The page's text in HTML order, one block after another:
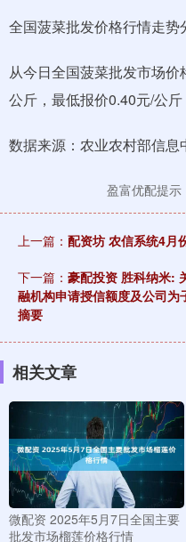
全国菠菜批发价格行情走势
从今日全国菠菜批发市场
公斤，最低报价0.40元/公斤
数据来源：农业农村部信息
盈富优配提示
上一篇： 配资坊 农信系统4月
下一篇： 豪配投资 胜科纳米:
融机构申请授信额度及公司
摘要
相关文章
微配资 2025年5月7日全国主要
批发市场榴莲价格行情